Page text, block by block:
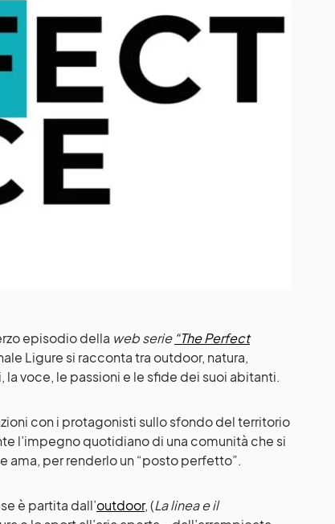
episodio della web serie “The Perfect
Ligure si racconta tra outdoor, natura,
la voce, le passioni e le sfide dei suoi abitanti.
con i protagonisti sullo sfondo del territorio
l’impegno quotidiano di una comunità che si
ama, per renderlo un “posto perfetto”.
è partita dall’outdoor, (La linea e il